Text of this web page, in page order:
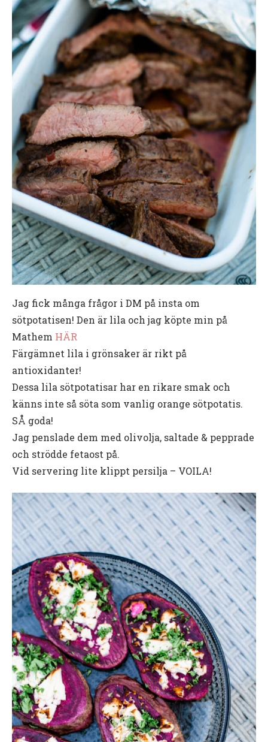
Jag fick många frågor i DM på insta om
sötpotatisen! Den är lila och jag köpte min på
Mathem HÄR
Färgämnet lila i grönsaker är rikt på
antioxidanter!
Dessa lila sötpotatisar har en rikare smak och
känns inte så söta som vanlig orange sötpotatis.
SÅ goda!
Jag penslade dem med olivolja, saltade & pepprade
och strödde fetaost på.
Vid servering lite klippt persilja – VOILA!